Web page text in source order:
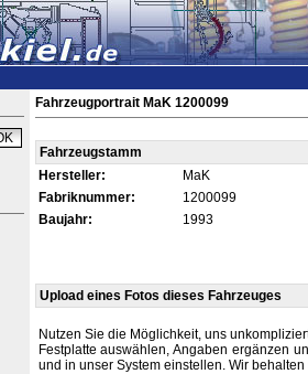
Fahrzeugportrait MaK 1200099
Fahrzeugstamm
Hersteller:
MaK
Fabriknummer:
1200099
Baujahr:
1993
Upload eines Fotos dieses Fahrzeuges
Nutzen Sie die Möglichkeit, uns
Festplatte auswählen, Angaben ergänzen
und in unser System einstellen. Wir